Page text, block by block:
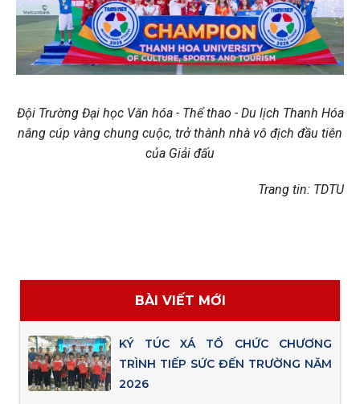
Đội Trường Đại học Văn hóa - Thể thao - Du lịch Thanh Hóa
nâng cúp vàng chung cuộc, trở thành nhà vô địch đầu tiên
của Giải đấu
Trang tin: TDTU
BÀI VIẾT MỚI
KÝ TÚC XÁ TỔ CHỨC CHƯƠNG
TRÌNH TIẾP SỨC ĐẾN TRƯỜNG NĂM
2026